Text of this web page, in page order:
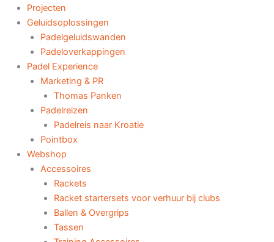
Projecten
Geluidsoplossingen
Padelgeluidswanden
Padeloverkappingen
Padel Experience
Marketing & PR
Thomas Panken
Padelreizen
Padelreis naar Kroatie
Pointbox
Webshop
Accessoires
Rackets
Racket startersets voor verhuur bij clubs
Ballen & Overgrips
Tassen